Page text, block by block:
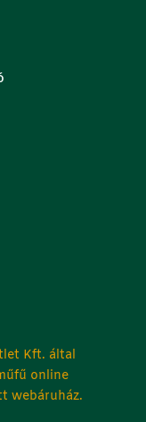
Kft. által
online
webáruház.